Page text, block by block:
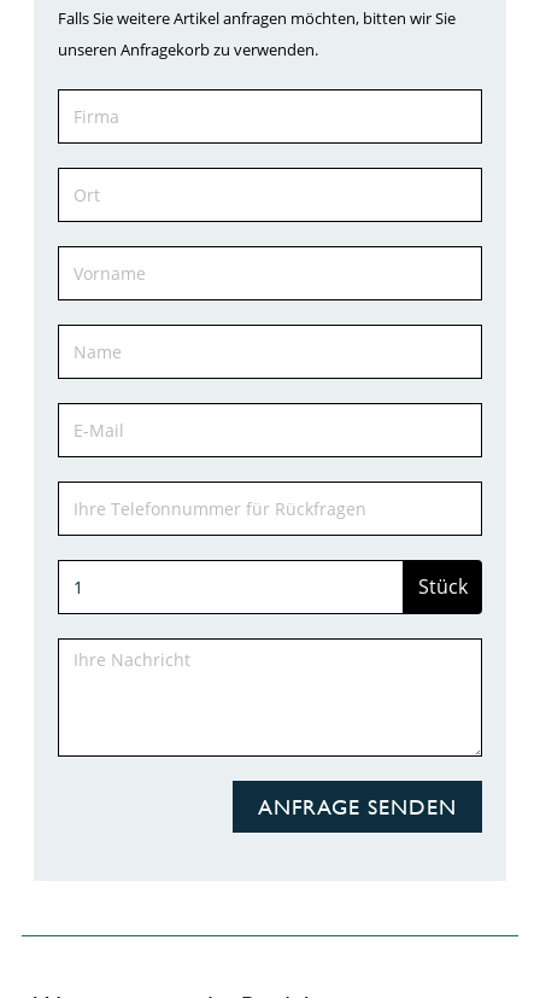
Falls Sie weitere Artikel anfragen möchten, bitten wir Sie
unseren Anfragekorb zu verwenden.
Stück
ANFRAGE SENDEN